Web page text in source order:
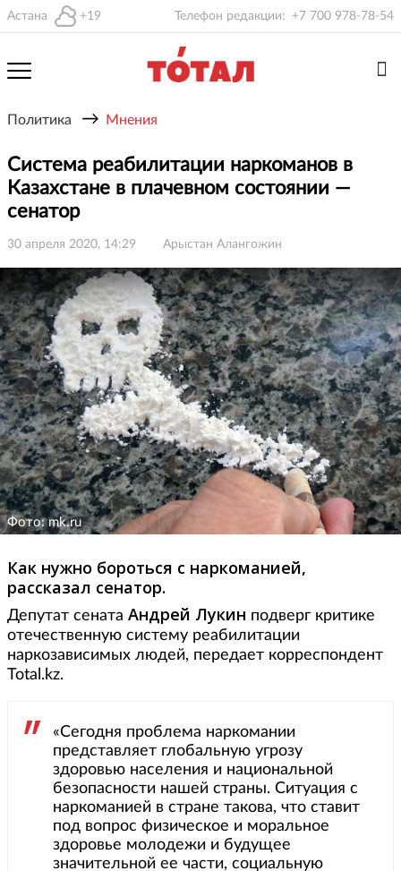
Астана +19 Телефон редакции: +7 700 978-78-54
Политика → Мнения
Система реабилитации наркоманов в
Казахстане в плачевном состоянии —
сенатор
30 апреля 2020, 14:29 Арыстан Алангожин
Фото: mk.ru
Как нужно бороться с наркоманией,
рассказал сенатор.
Депутат сената Андрей Лукин подверг критике
отечественную систему реабилитации
наркозависимых людей, передает корреспондент
Total.kz.
«Сегодня проблема наркомании
представляет глобальную угрозу
здоровью населения и национальной
безопасности нашей страны. Ситуация с
наркоманией в стране такова, что ставит
под вопрос физическое и моральное
здоровье молодежи и будущее
значительной ее части, социальную